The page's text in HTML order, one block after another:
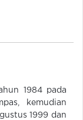
1984 pada
kemudian
1999 dan